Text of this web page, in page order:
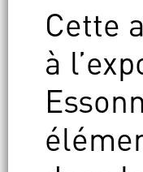
Cette
à